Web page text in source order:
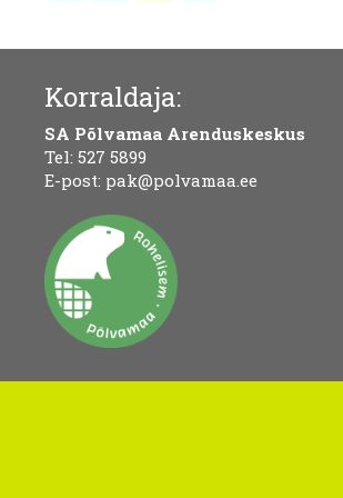
Korraldaja:
SA Põlvamaa Arenduskeskus
Tel: 527 5899
E-post: pak@polvamaa.ee